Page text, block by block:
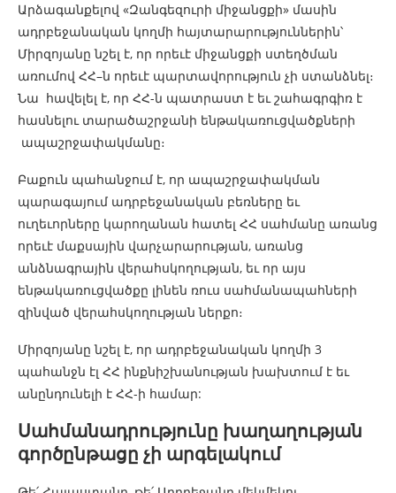
Արձագանքելով «Զանգեզուրի միջանցքի» մասին
ադրբեջանական կողմի հայտարարություններին՝
Միրզոյանը նշել է, որ որեւէ միջանցքի ստեղծման
առումով ՀՀ–ն որեւէ պարտավորություն չի ստանձնել։
Նա հավելել է, որ ՀՀ-ն պատրաստ է եւ շահագրգիռ է
հասնելու տարածաշրջանի ենթակառուցվածքների
ապաշրջափակմանը։
Բաքուն պահանջում է, որ ապաշրջափակման
պարագայում ադրբեջանական բեռները եւ
ուղեւորները կարողանան հատել ՀՀ սահմանը առանց
որեւէ մաքսային վարչարարության, առանց
անձնագրային վերահսկողության, եւ որ այս
ենթակառուցվածքը լինեն ռուս սահմանապահների
զինված վերահսկողության ներքո։
Միրզոյանը նշել է, որ ադրբեջանական կողմի 3
պահանջն էլ ՀՀ ինքնիշխանության խախտում է եւ
անընդունելի է ՀՀ-ի համար:
Սահմանադրությունը խաղաղության
գործընթացը չի արգելակում